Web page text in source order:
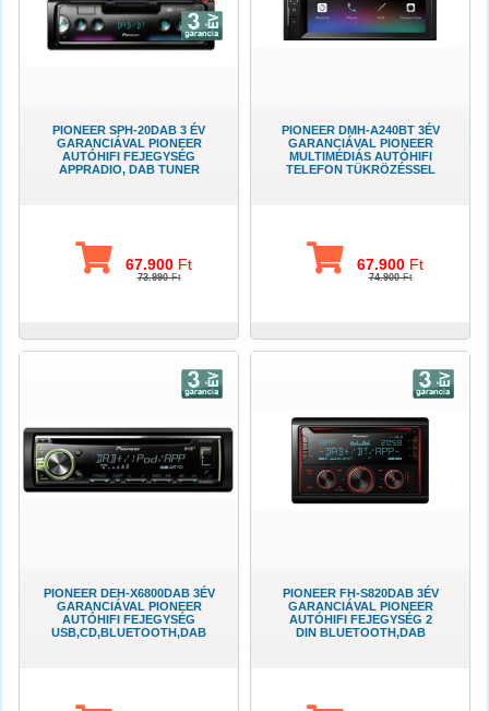
PIONEER SPH-20DAB 3 ÉV
GARANCIÁVAL PIONEER
AUTÓHIFI FEJEGYSÉG
APPRADIO, DAB TUNER
67.900 Ft
73.990Ft
PIONEER DMH-A240BT 3ÉV
GARANCIÁVAL PIONEER
MULTIMÉDIÁS AUTÓHIFI
TELEFON TÜKRÖZÉSSEL
67.900 Ft
74.900Ft
PIONEER DEH-X6800DAB 3ÉV
GARANCIÁVAL PIONEER
AUTÓHIFI FEJEGYSÉG
USB,CD,BLUETOOTH,DAB
PIONEER FH-S820DAB 3ÉV
GARANCIÁVAL PIONEER
AUTÓHIFI FEJEGYSÉG 2
DIN BLUETOOTH,DAB